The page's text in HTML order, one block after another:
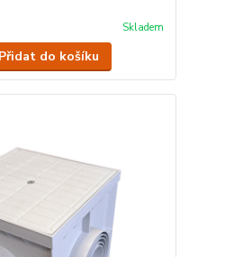
Skladem
Přidat do košíku